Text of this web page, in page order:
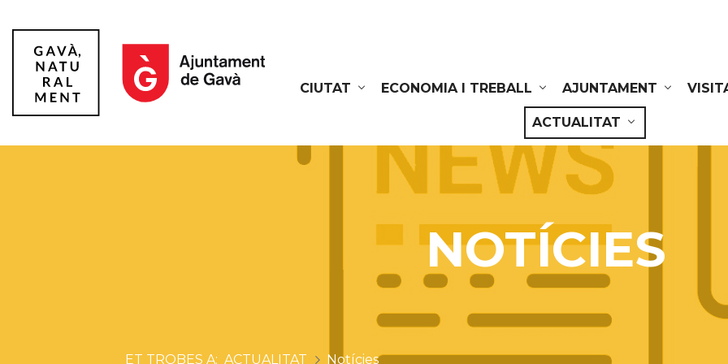
CIUTAT
ECONOMIA I TREBALL AJUNTAMENT
ACTUALITAT
NOTÍCIES
ACTUALITAT Notícies